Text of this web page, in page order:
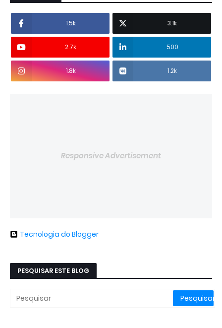
1.5k 3.1k
2.7k 500
1.8k 1.2k
Responsive Advertisement
Tecnologia do Blogger
PESQUISAR ESTE BLOG